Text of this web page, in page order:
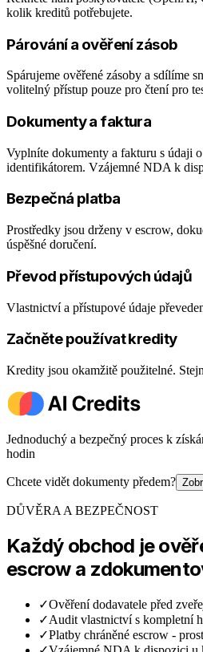
kolik kreditů potřebujete.
Párování a ověření zásob
Spárujeme ověřené zásoby a sdílíme
volitelný přístup pouze pro čtení pro
Dokumenty a faktura
Vyplníte dokumenty a fakturu s údaji
identifikátorem. Vzájemné NDA k
Bezpečná platba
Prostředky jsou drženy v escrow,
úspěšné doručení.
Převod přístupových údajů
Vlastnictví a přístupové údaje
Začněte používat kredity
Kredity jsou okamžitě použitelné.
Jednoduchý a bezpečný proces k
hodin
Chcete vidět dokumenty předem?
DŮVĚRA A BEZPEČNOST
Každý obchod je
escrow a
✓Ověření dodavatele před
✓Audit vlastnictví s kompletní
✓Platby chráněné escrow -